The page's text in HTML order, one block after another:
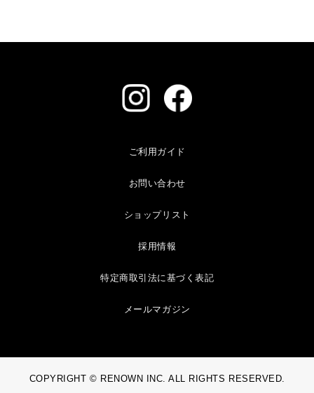
ご利用ガイド
お問い合わせ
ショップリスト
採用情報
特定商取引法に基づく表記
メールマガジン
COPYRIGHT © RENOWN INC. ALL RIGHTS RESERVED.